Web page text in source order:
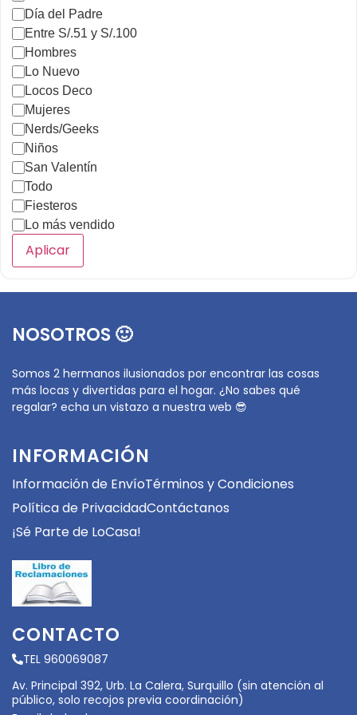
Día del Padre
Entre S/.51 y S/.100
Hombres
Lo Nuevo
Locos Deco
Mujeres
Nerds/Geeks
Niños
San Valentín
Todo
Fiesteros
Lo más vendido
Aplicar
NOSOTROS 🙂
Somos 2 hermanos ilusionados por encontrar las cosas
más locas y divertidas para el hogar. ¿No sabes qué
regalar? echa un vistazo a nuestra web 😎
INFORMACIÓN
Información de EnvíoTérminos y Condiciones
Política de PrivacidadContáctanos
¡Sé Parte de LoCasa!
CONTACTO
TEL 960069087
Av. Principal 392, Urb. La Calera, Surquillo (sin atención al
público, solo recojos previa coordinación)